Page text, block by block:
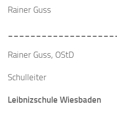
Rainer Guss
Rainer Guss, OStD
Schulleiter
Leibnizschule Wiesbaden